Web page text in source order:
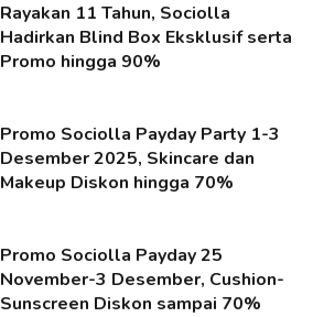
Rayakan 11 Tahun, Sociolla
Hadirkan Blind Box Eksklusif serta
Promo hingga 90%
Promo Sociolla Payday Party 1-3
Desember 2025, Skincare dan
Makeup Diskon hingga 70%
Promo Sociolla Payday 25
November-3 Desember, Cushion-
Sunscreen Diskon sampai 70%